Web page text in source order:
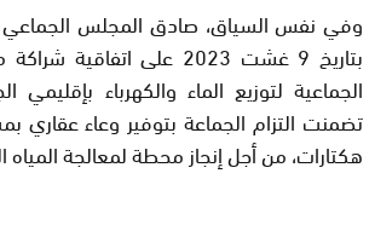
وفي نفس السياق، صادق المجلس الجماعي
بتاريخ 9 غشت 2023 على
الجماعية لتوزيع الماء والكهرباء
هكتارات، من أجل إنجاز محطة لمعالجة المياه